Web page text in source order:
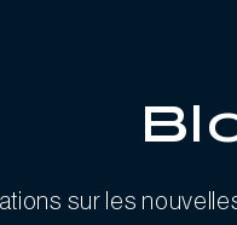
sur les